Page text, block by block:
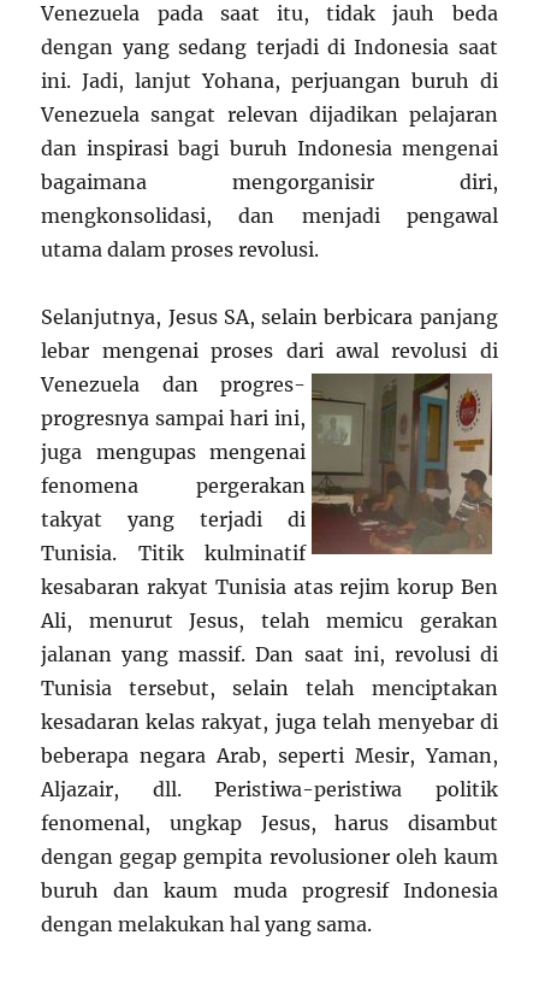
Venezuela pada saat itu, tidak jauh beda
dengan yang sedang terjadi di Indonesia saat
ini. Jadi, lanjut Yohana, perjuangan buruh di
Venezuela sangat relevan dijadikan pelajaran
dan inspirasi bagi buruh Indonesia mengenai
bagaimana mengorganisir diri,
mengkonsolidasi, dan menjadi pengawal
utama dalam proses revolusi.
Selanjutnya, Jesus SA, selain berbicara panjang
lebar mengenai proses dari awal revolusi di
Venezuela dan progres-
progresnya sampai hari ini,
juga mengupas mengenai
fenomena pergerakan
takyat yang terjadi di
Tunisia. Titik kulminatif
kesabaran rakyat Tunisia atas rejim korup Ben
Ali, menurut Jesus, telah memicu gerakan
jalanan yang massif. Dan saat ini, revolusi di
Tunisia tersebut, selain telah menciptakan
kesadaran kelas rakyat, juga telah menyebar di
beberapa negara Arab, seperti Mesir, Yaman,
Aljazair, dll. Peristiwa-peristiwa politik
fenomenal, ungkap Jesus, harus disambut
dengan gegap gempita revolusioner oleh kaum
buruh dan kaum muda progresif Indonesia
dengan melakukan hal yang sama.